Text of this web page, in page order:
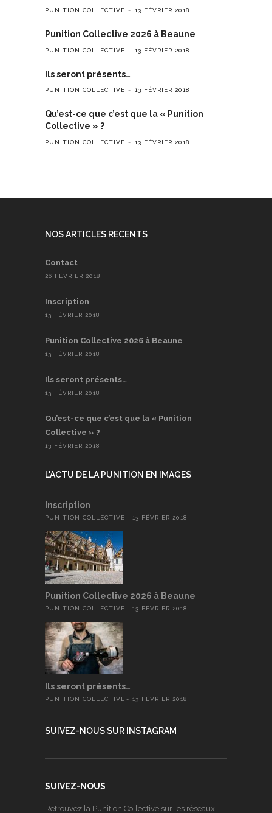
PUNITION COLLECTIVE 13 FÉVRIER 2018
Punition Collective 2026 à Beaune
PUNITION COLLECTIVE 13 FÉVRIER 2018
Ils seront présents…
PUNITION COLLECTIVE 13 FÉVRIER 2018
Qu’est-ce que c’est que la « Punition
Collective » ?
PUNITION COLLECTIVE 13 FÉVRIER 2018
NOS ARTICLES RECENTS
Contact
26 FÉVRIER 2018
Inscription
13 FÉVRIER 2018
Punition Collective 2026 à Beaune
13 FÉVRIER 2018
Ils seront présents…
13 FÉVRIER 2018
Qu’est-ce que c’est que la « Punition
Collective » ?
13 FÉVRIER 2018
L'ACTU DE LA PUNITION EN IMAGES
Inscription
PUNITION COLLECTIVE 13 FÉVRIER 2018
Punition Collective 2026 à Beaune
PUNITION COLLECTIVE 13 FÉVRIER 2018
Ils seront présents…
PUNITION COLLECTIVE 13 FÉVRIER 2018
SUIVEZ-NOUS SUR INSTAGRAM
SUIVEZ-NOUS
Retrouvez la Punition Collective sur les réseaux